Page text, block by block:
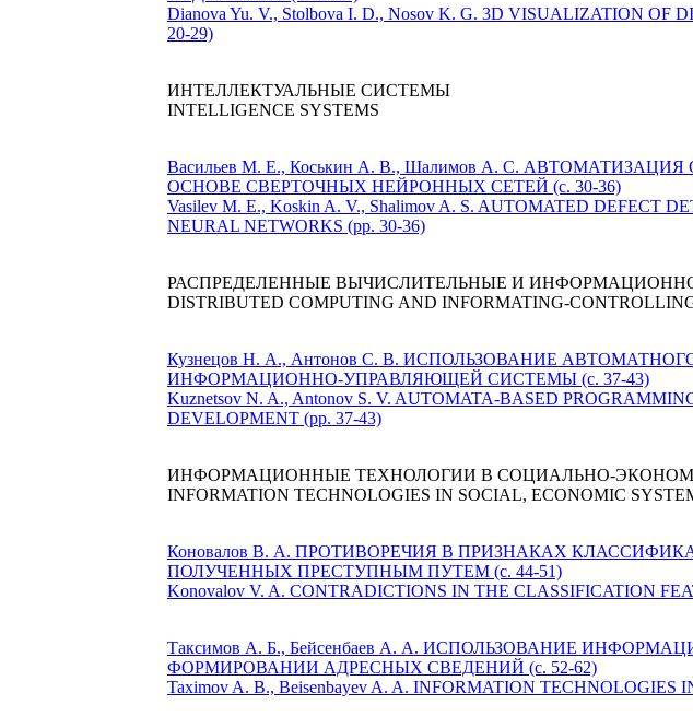
Dianova Yu. V., Stolbova I. D., Nosov K. G. 3D VISUALIZATION
20-29)
ИНТЕЛЛЕКТУАЛЬНЫЕ СИСТЕМЫ
INTELLIGENCE SYSTEMS
Васильев М. Е., Коськин А. В., Шалимов А. С.
ОСНОВЕ СВЕРТОЧНЫХ НЕЙРОННЫХ СЕТЕЙ (с. 30-36)
Vasilev M. E., Koskin A. V., Shalimov A. S. AUTOMATED DEFECT
NEURAL NETWORKS (pp. 30-36)
РАСПРЕДЕЛЕННЫЕ ВЫЧИСЛИТЕЛЬНЫЕ И
DISTRIBUTED COMPUTING AND INFORMATING-
Кузнецов Н. А., Антонов С. В. ИСПОЛЬЗОВАНИЕ
ИНФОРМАЦИОННО-УПРАВЛЯЮЩЕЙ СИСТЕМЫ (с. 37-43)
Kuznetsov N. A., Antonov S. V. AUTOMATA-BASED
DEVELOPMENT (pp. 37-43)
ИНФОРМАЦИОННЫЕ ТЕХНОЛОГИИ В СОЦИАЛЬНО-
INFORMATION TECHNOLOGIES IN SOCIAL, ECONOMIC
Коновалов В. А. ПРОТИВОРЕЧИЯ В ПРИЗНАКАХ
ПОЛУЧЕННЫХ ПРЕСТУПНЫМ ПУТЕМ (с. 44-51)
Konovalov V. A. CONTRADICTIONS IN THE CLASSIFICATION
Таксимов А. Б., Бейсенбаев А. А. ИСПОЛЬЗОВАНИЕ
ФОРМИРОВАНИИ АДРЕСНЫХ СВЕДЕНИЙ (с. 52-62)
Taximov A. B., Beisenbayev A. A. INFORMATION